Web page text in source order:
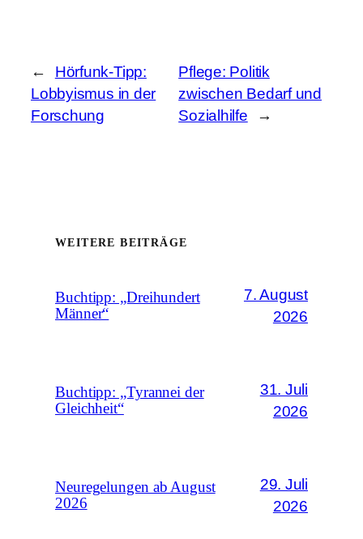
←
Hörfunk-Tipp:
Lobbyismus in der
Forschung
Pflege: Politik
zwischen Bedarf und
Sozialhilfe
→
WEITERE BEITRÄGE
Buchtipp: „Dreihundert
Männer“
7. August
2026
Buchtipp: „Tyrannei der
Gleichheit“
31. Juli
2026
Neuregelungen ab August
2026
29. Juli
2026